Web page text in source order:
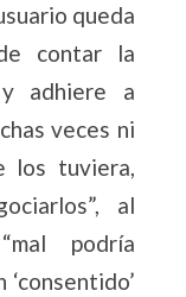
queda
contar la
adhiere a
veces ni
los tuviera,
al
podría